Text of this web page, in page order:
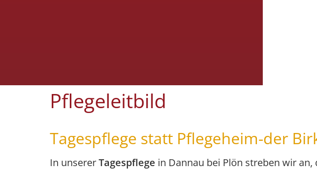
Pflegeleitbild
Tagespflege statt Pflegeheim-der
In unsererTagespflege in Dannau bei Plön streben wir